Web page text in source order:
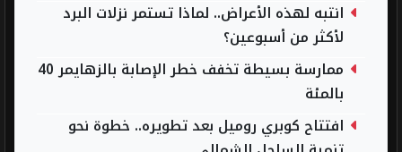
انتبه لهذه الأعراض.. لماذا تستمر نزلات البرد
لأكثر من أسبوعين؟
ممارسة بسيطة تخفف خطر الإصابة بالزهايمر 40
بالمئة
افتتاح كوبري روميل بعد تطويره.. خطوة نحو